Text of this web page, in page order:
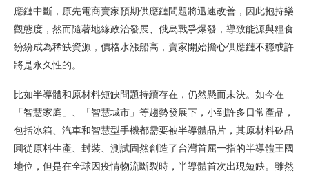
應鏈中斷，原先電商賣家預期供應鏈問題將迅速改善，因此抱持樂
觀態度，然而隨著地緣政治發展、俄烏戰爭爆發，導致能源與糧食
紛紛成為稀缺資源，價格水漲船高，賣家開始擔心供應鏈不穩或許
將是永久性的。
比如半導體和原材料短缺問題持續存在，仍然懸而未決。如今在
「智慧家庭」、「智慧城市」等趨勢發展下，小到許多日常產品，
包括冰箱、汽車和智慧型手機都需要被半導體晶片，其原材料矽晶
圓從原料生產、封裝、測試固然創造了台灣首屈一指的半導體王國
地位，但是在全球因疫情物流斷裂時，半導體首次出現短缺。雖然